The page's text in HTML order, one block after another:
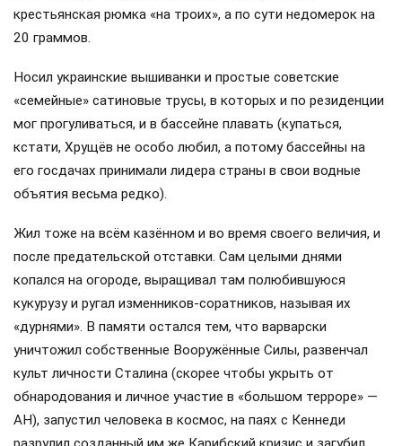
крестьянская рюмка «на троих», а по сути недомерок на
20 граммов.
Носил украинские вышиванки и простые советские
«семейные» сатиновые трусы, в которых и по резиденции
мог прогуливаться, и в бассейне плавать (купаться,
кстати, Хрущёв не особо любил, а потому бассейны на
его госдачах принимали лидера страны в свои водные
объятия весьма редко).
Жил тоже на всём казённом и во время своего величия, и
после предательской отставки. Сам целыми днями
копался на огороде, выращивал там полюбившуюся
кукурузу и ругал изменников-соратников, называя их
«дурнями». В памяти остался тем, что варварски
уничтожил собственные Вооружённые Силы, развенчал
культ личности Сталина (скорее чтобы укрыть от
обнародования и личное участие в «большом терроре» —
АН), запустил человека в космос, на паях с Кеннеди